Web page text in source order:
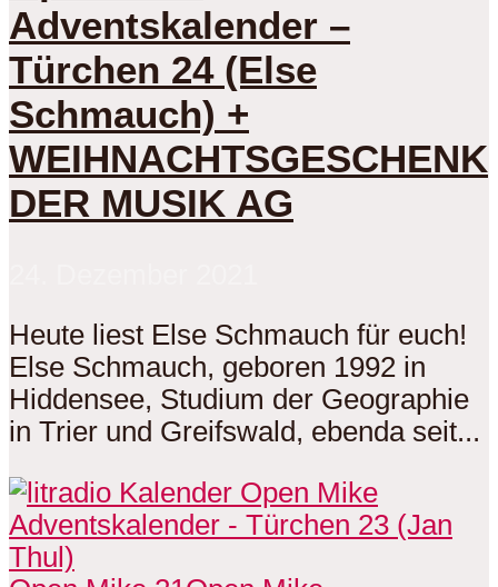
Adventskalender –
Türchen 24 (Else
Schmauch) +
WEIHNACHTSGESCHENK
DER MUSIK AG
Heute liest Else Schmauch für euch!
Else Schmauch, geboren 1992 in
Hiddensee, Studium der Geographie
in Trier und Greifswald, ebenda seit...